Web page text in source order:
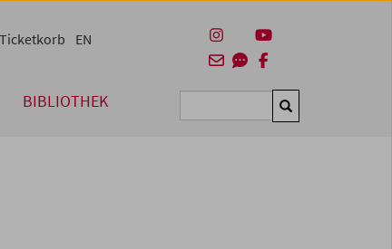
BIBLIOTHEK Suchen
Ticketkorb EN